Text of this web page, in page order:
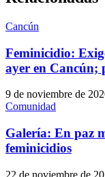
Cancún
Feminicidio:
ayer en Cancún;
9 de noviembre de
Comunidad
Galería: En paz
feminicidios
22 de noviembre de